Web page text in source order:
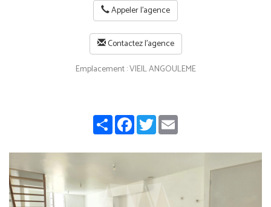
Appeler l'agence
Contactez l'agence
Emplacement : VIEIL ANGOULEME
ShareFacebook
Twitter